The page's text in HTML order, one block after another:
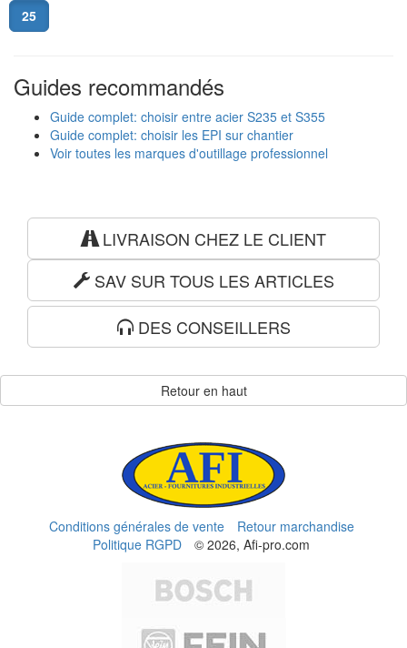
25
Guides recommandés
Guide complet: choisir entre acier S235 et S355
Guide complet: choisir les EPI sur chantier
Voir toutes les marques d'outillage professionnel
LIVRAISON CHEZ LE CLIENT
SAV SUR TOUS LES ARTICLES
DES CONSEILLERS
Retour en haut
Conditions générales de vente
Retour marchandise
Politique RGPD
© 2026, Afi-pro.com